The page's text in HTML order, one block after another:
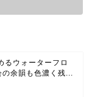
るウォーターフロ
余韻も色濃く残...